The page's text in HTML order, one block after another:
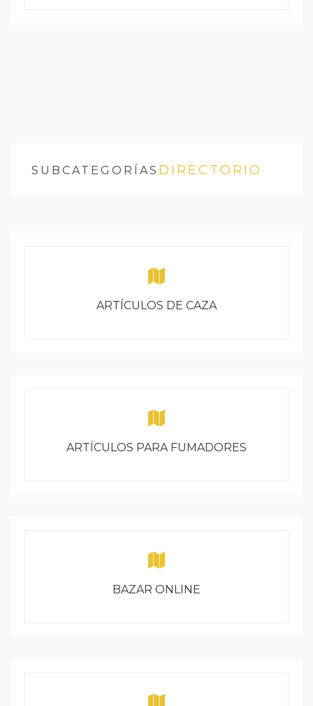
SUBCATEGORÍAS DIRECTORIO
ARTÍCULOS DE CAZA
ARTÍCULOS PARA FUMADORES
BAZAR ONLINE